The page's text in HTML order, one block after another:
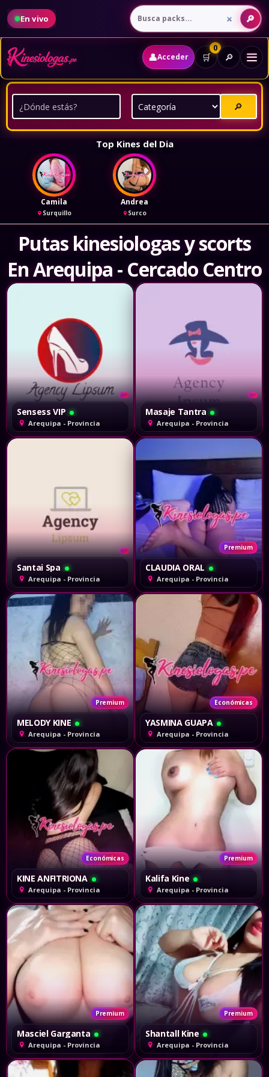
En vivo
👤Acceder 🛒
0
🔎
🔎
Top Kines del Dia
Camila
Surquillo
Andrea
Surco
Putas kinesiologas y scorts
En Arequipa - Cercado Centro
Sensess VIP
Arequipa - Provincia
Masaje Tantra
Arequipa - Provincia
Santai Spa
Arequipa - Provincia
Premium
CLAUDIA ORAL
Arequipa - Provincia
Premium
MELODY KINE
Arequipa - Provincia
Económicas
YASMINA GUAPA
Arequipa - Provincia
Económicas
KINE ANFITRIONA
Arequipa - Provincia
Premium
Kalifa Kine
Arequipa - Provincia
Premium
Masciel Garganta
Arequipa - Provincia
Premium
Shantall Kine
Arequipa - Provincia